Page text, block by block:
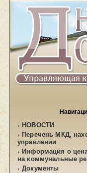
НОВОСТИ
Перечень МКД,
управлении
Информация о
на коммунальные
Документы